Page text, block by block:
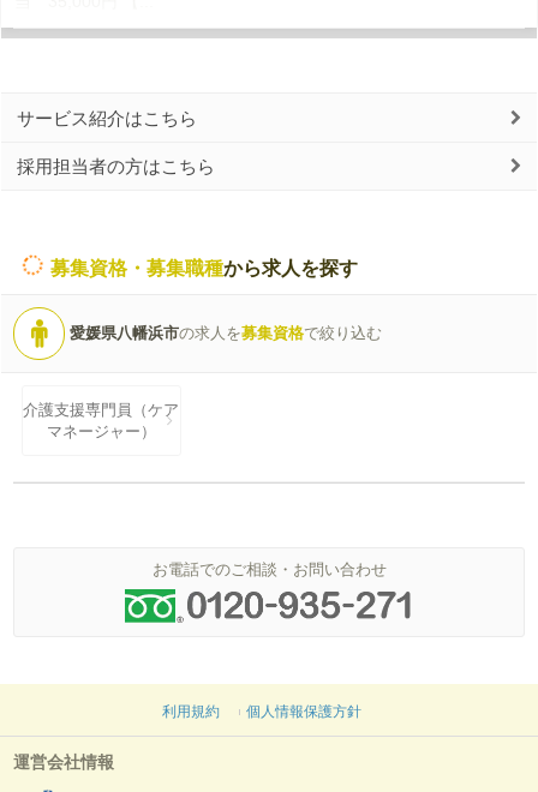
サービス紹介はこちら
採用担当者の方はこちら
募集資格・募集職種から求人を探す
愛媛県八幡浜市の求人を募集資格で絞り込む
介護支援専門員（ケア
マネージャー）
お電話でのご相談・お問い合わせ
利用規約 個人情報保護方針
運営会社情報